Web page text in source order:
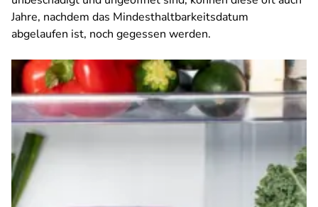
Jahre, nachdem das Mindesthaltbarkeitsdatum
abgelaufen ist, noch gegessen werden.